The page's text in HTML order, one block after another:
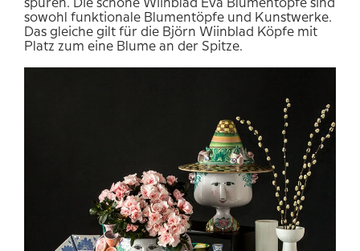
spüren. Die schöne Wiinblad Eva Blumentöpfe sind
sowohl funktionale Blumentöpfe und Kunstwerke.
Das gleiche gilt für die Björn Wiinblad Köpfe mit
Platz zum eine Blume an der Spitze.